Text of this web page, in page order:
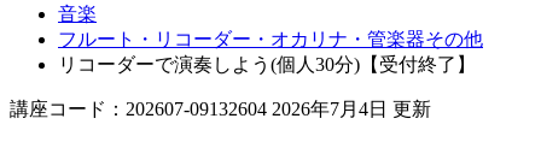
音楽
フルート・リコーダー・オカリナ・管楽器その他
リコーダーで演奏しよう(個人30分)【受付終了】
講座コード：202607-09132604 2026年7月4日 更新